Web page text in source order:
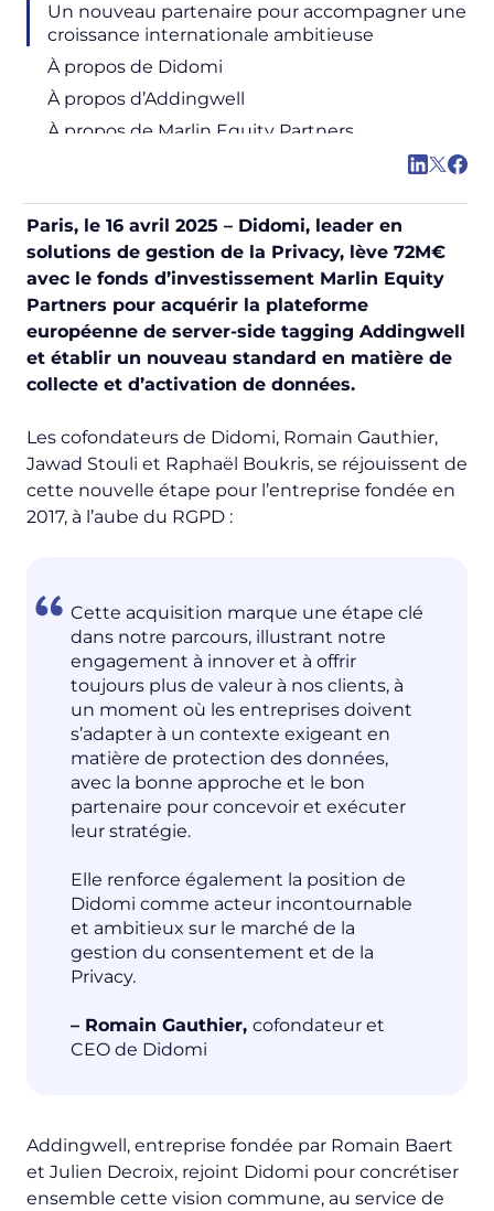
Un nouveau partenaire pour accompagner une
croissance internationale ambitieuse
À propos de Didomi
À propos d’Addingwell
À propos de Marlin Equity Partners
Paris, le 16 avril 2025 – Didomi, leader en
solutions de gestion de la Privacy, lève 72M€
avec le fonds d’investissement Marlin Equity
Partners pour acquérir la plateforme
européenne de server-side tagging Addingwell
et établir un nouveau standard en matière de
collecte et d’activation de données.
Les cofondateurs de Didomi, Romain Gauthier,
Jawad Stouli et Raphaël Boukris, se réjouissent de
cette nouvelle étape pour l’entreprise fondée en
2017, à l’aube du RGPD :
Cette acquisition marque une étape clé
dans notre parcours, illustrant notre
engagement à innover et à offrir
toujours plus de valeur à nos clients, à
un moment où les entreprises doivent
s’adapter à un contexte exigeant en
matière de protection des données,
avec la bonne approche et le bon
partenaire pour concevoir et exécuter
leur stratégie.
Elle renforce également la position de
Didomi comme acteur incontournable
et ambitieux sur le marché de la
gestion du consentement et de la
Privacy.
– Romain Gauthier, cofondateur et
CEO de Didomi
Addingwell, entreprise fondée par Romain Baert
et Julien Decroix, rejoint Didomi pour concrétiser
ensemble cette vision commune, au service de